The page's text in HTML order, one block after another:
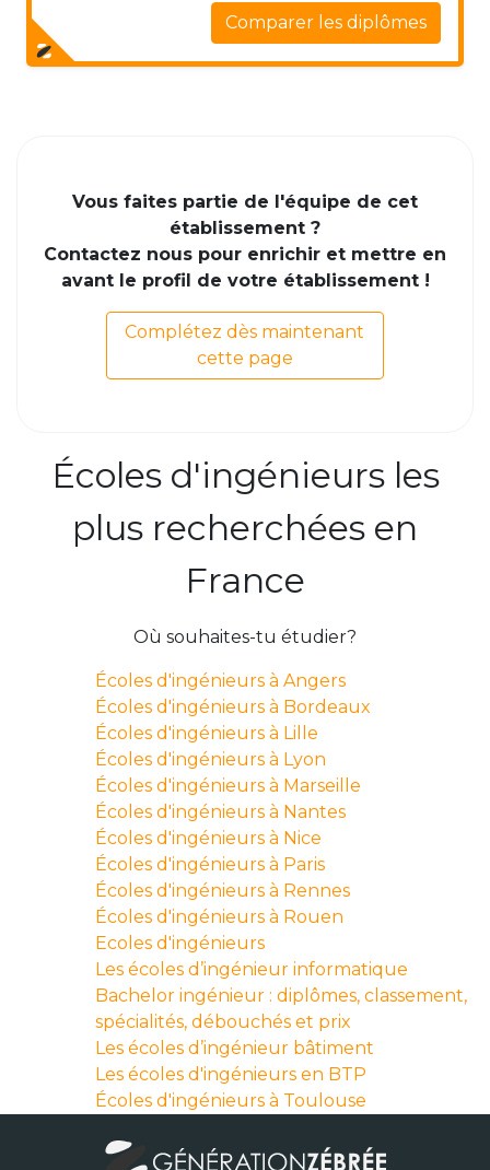
Comparer les diplômes
Vous faites partie de l'équipe de cet
établissement ?
Contactez nous pour enrichir et mettre en
avant le profil de votre établissement !
Complétez dès maintenant
cette page
Écoles d'ingénieurs les
plus recherchées en
France
Où souhaites-tu étudier?
Écoles d'ingénieurs à Angers
Écoles d'ingénieurs à Bordeaux
Écoles d'ingénieurs à Lille
Écoles d'ingénieurs à Lyon
Écoles d'ingénieurs à Marseille
Écoles d'ingénieurs à Nantes
Écoles d'ingénieurs à Nice
Écoles d'ingénieurs à Paris
Écoles d'ingénieurs à Rennes
Écoles d'ingénieurs à Rouen
Ecoles d'ingénieurs
Les écoles d’ingénieur informatique
Bachelor ingénieur : diplômes, classement,
spécialités, débouchés et prix
Les écoles d’ingénieur bâtiment
Les écoles d'ingénieurs en BTP
Écoles d'ingénieurs à Toulouse